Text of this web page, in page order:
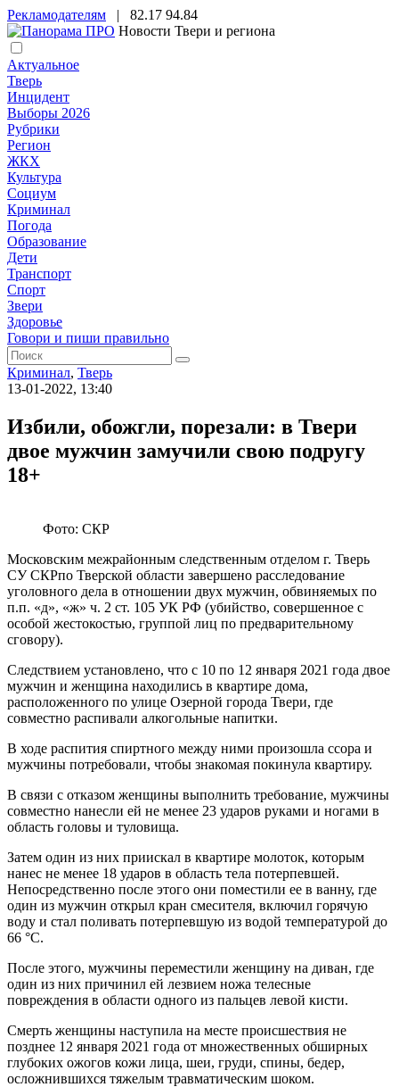
Рекламодателям | 82.17 94.84
Новости Твери и региона
Актуальное
Тверь
Инцидент
Выборы 2026
Рубрики
Регион
ЖКХ
Культура
Социум
Криминал
Погода
Образование
Дети
Транспорт
Спорт
Звери
Здоровье
Говори и пиши правильно
Криминал, Тверь
13-01-2022, 13:40
Избили, обожгли, порезали: в Твери
двое мужчин замучили свою подругу
18+
Фото: СКР
Московским межрайонным следственным отделом г. Тверь
СУ СКРпо Тверской области завершено расследование
уголовного дела в отношении двух мужчин, обвиняемых по
п.п. «д», «ж» ч. 2 ст. 105 УК РФ (убийство, совершенное с
особой жестокостью, группой лиц по предварительному
сговору).
Следствием установлено, что с 10 по 12 января 2021 года двое
мужчин и женщина находились в квартире дома,
расположенного по улице Озерной города Твери, где
совместно распивали алкогольные напитки.
В ходе распития спиртного между ними произошла ссора и
мужчины потребовали, чтобы знакомая покинула квартиру.
В связи с отказом женщины выполнить требование, мужчины
совместно нанесли ей не менее 23 ударов руками и ногами в
область головы и туловища.
Затем один из них приискал в квартире молоток, которым
нанес не менее 18 ударов в область тела потерпевшей.
Непосредственно после этого они поместили ее в ванну, где
один из мужчин открыл кран смесителя, включил горячую
воду и стал поливать потерпевшую из водой температурой до
66 °C.
После этого, мужчины переместили женщину на диван, где
один из них причинил ей лезвием ножа телесные
повреждения в области одного из пальцев левой кисти.
Смерть женщины наступила на месте происшествия не
позднее 12 января 2021 года от множественных обширных
глубоких ожогов кожи лица, шеи, груди, спины, бедер,
осложнившихся тяжелым травматическим шоком.